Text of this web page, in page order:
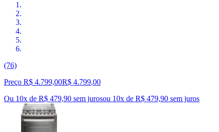
(76)
Preço R$ 4.799,00R$ 4.799,00
Ou 10x de R$ 479,90 sem jurosou 10x de R$ 479,90 sem juros